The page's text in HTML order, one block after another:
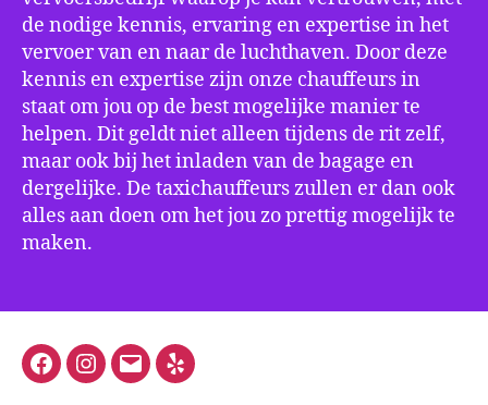
de nodige kennis, ervaring en expertise in het
vervoer van en naar de luchthaven. Door deze
kennis en expertise zijn onze chauffeurs in
staat om jou op de best mogelijke manier te
helpen. Dit geldt niet alleen tijdens de rit zelf,
maar ook bij het inladen van de bagage en
dergelijke. De taxichauffeurs zullen er dan ook
alles aan doen om het jou zo prettig mogelijk te
maken.
FacebookInstagram
E-
Yelp